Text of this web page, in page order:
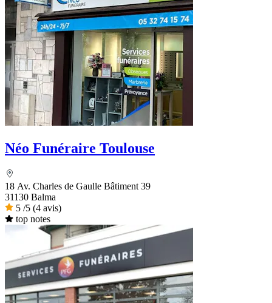
Néo Funéraire Toulouse
18 Av. Charles de Gaulle Bâtiment 39
31130 Balma
5 /5 (4 avis)
top notes